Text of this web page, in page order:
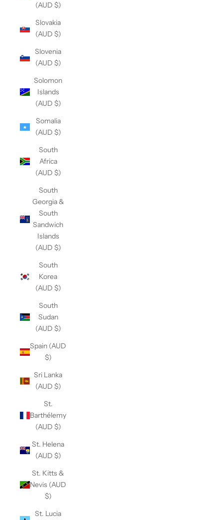
(AUD $)
Slovakia
(AUD $)
Slovenia
(AUD $)
Solomon
Islands
(AUD $)
Somalia
(AUD $)
South
Africa
(AUD $)
South
Georgia &
South
Sandwich
Islands
(AUD $)
South
Korea
(AUD $)
South
Sudan
(AUD $)
Spain (AUD
$)
Sri Lanka
(AUD $)
St.
Barthélemy
(AUD $)
St. Helena
(AUD $)
St. Kitts &
Nevis (AUD
$)
St. Lucia